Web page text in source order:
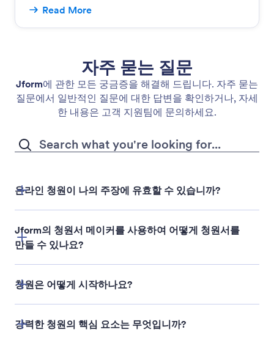
child to have healthier school lunches, or a
Read More
자주 묻는 질문
Jform에 관한 모든 궁금증을 해결해 드립니다. 자주 묻는
질문에서 일반적인 질문에 대한 답변을 확인하거나, 자세
한 내용은 고객 지원팀에 문의하세요.
온라인 청원이 나의 주장에 유효할 수 있습니까?
Jform의 청원서 메이커를 사용하여 어떻게 청원서를
만들 수 있나요?
청원은 어떻게 시작하나요?
강력한 청원의 핵심 요소는 무엇입니까?